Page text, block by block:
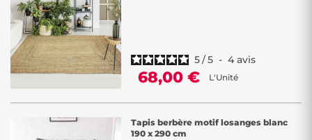
5/5 - 4 avis
68,00 € L'Unité
Tapis berbère motif losanges blanc
190 x 290 cm